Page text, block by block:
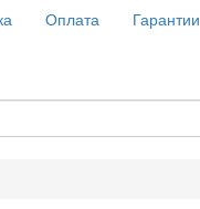
Оплата Гарантии